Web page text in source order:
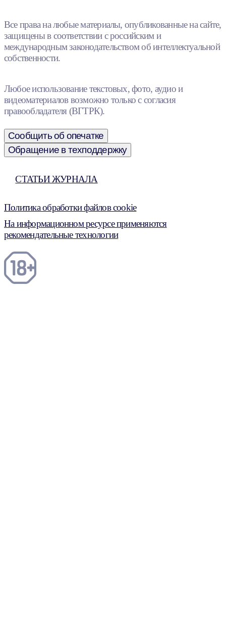
Все права на любые материалы, опубликованные на сайте,
защищены в соответствии с российским и
международным законодательством об интеллектуальной
собственности.
Любое использование текстовых, фото, аудио и
видеоматериалов возможно только с согласия
правообладателя (ВГТРК).
Сообщить об опечатке
Обращение в техподдержку
СТАТЬИ ЖУРНАЛА
Политика обработки файлов cookie
На информационном ресурсе применяются
рекомендательные технологии